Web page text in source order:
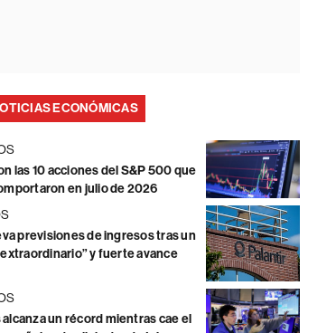
ECONÓMICAS
las 10 acciones del S&P 500 que
en julio de 2026
previsiones de ingresos tras un
y fuerte avance
alcanza un récord mientras cae el